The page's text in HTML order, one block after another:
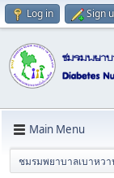
Log in Sign
Main Menu
ชมรมพยาบาลเบาหวา